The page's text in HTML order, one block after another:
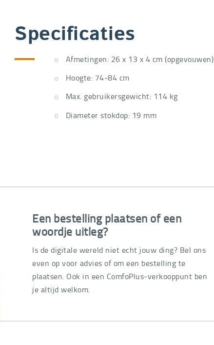
Specificaties
Afmetingen: 26 x 13 x 4 cm (opgevouwen)
Hoogte: 74-84 cm
Max. gebruikersgewicht: 114 kg
Diameter stokdop: 19 mm
Een bestelling plaatsen of een
woordje uitleg?
Is de digitale wereld niet echt jouw ding? Bel ons
even op voor advies of om een bestelling te
plaatsen. Ook in een ComfoPlus-verkooppunt ben
je altijd welkom.